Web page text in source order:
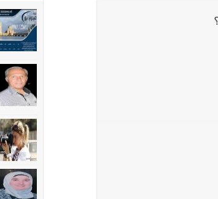
القيمة التراثية للمدينة القديمة
ضرورة التفاف جميع اللبنانيين حول الجيش في هذه
في عيتا الجبل